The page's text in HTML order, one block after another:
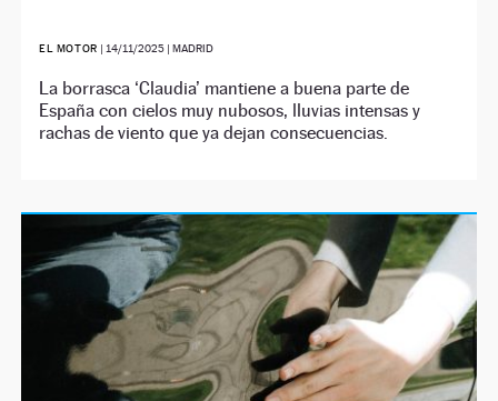
EL MOTOR | 14/11/2025| MADRID
La borrasca ‘Claudia’ mantiene a buena parte de
España con cielos muy nubosos, lluvias intensas y
rachas de viento que ya dejan consecuencias.